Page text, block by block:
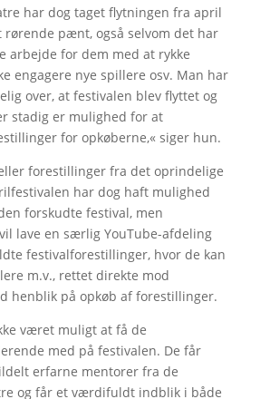
har dog taget flytningen fra april
pænt, også selvom det har
arbejde for dem med at rykke
engagere nye spillere osv. Man har
over, at festivalen blev flyttet og
stadig er mulighed for at
for opkøberne,« siger hun.
forestillinger fra det oprindelige
har dog haft mulighed
forskudte festival, men
lave en særlig YouTube-afdeling
festivalforestillinger, hvor de kan
m.v., rettet direkte mod
henblik på opkøb af forestillinger.
været muligt at få de
med på festivalen. De får
erfarne mentorer fra de
og får et værdifuldt indblik i både